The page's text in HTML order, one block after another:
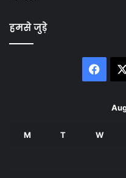
हमसे जुड़े
M T W